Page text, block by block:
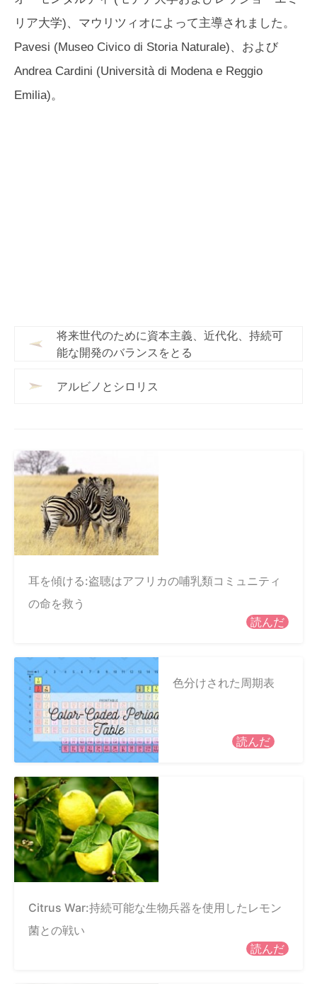
リア大学)、マウリツィオによって主導されました。
Pavesi (Museo Civico di Storia Naturale)、および
Andrea Cardini (Università di Modena e Reggio
Emilia)。
将来世代のために資本主義、近代化、持続可
能な開発のバランスをとる
アルビノとシロリス
耳を傾ける:盗聴はアフリカの哺乳類コミュニティ
の命を救う
読んだ
色分けされた周期表
読んだ
Citrus War:持続可能な生物兵器を使用したレモン
菌との戦い
読んだ